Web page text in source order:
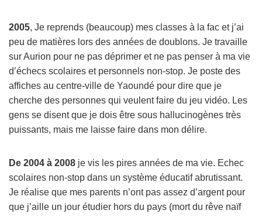
2005, Je reprends (beaucoup) mes classes à la fac et j’ai
peu de matières lors des années de doublons. Je travaille
sur Aurion pour ne pas déprimer et ne pas penser à ma vie
d’échecs scolaires et personnels non-stop. Je poste des
affiches au centre-ville de Yaoundé pour dire que je
cherche des personnes qui veulent faire du jeu vidéo. Les
gens se disent que je dois être sous hallucinogènes très
puissants, mais me laisse faire dans mon délire.
De 2004 à 2008 je vis les pires années de ma vie. Echec
scolaires non-stop dans un système éducatif abrutissant.
Je réalise que mes parents n’ont pas assez d’argent pour
que j’aille un jour étudier hors du pays (mort du rêve naïf